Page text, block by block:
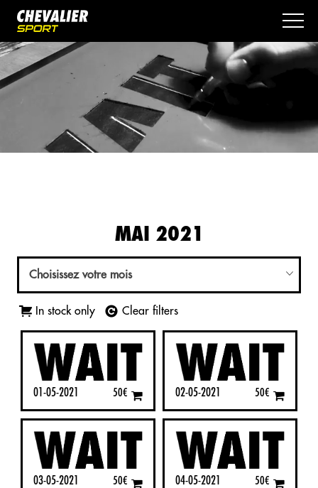
MAI 2021
Choisissez votre mois
In stock only Clear filters
01-05-2021 50€ 02-05-2021 50€
03-05-2021 50€ 04-05-2021 50€